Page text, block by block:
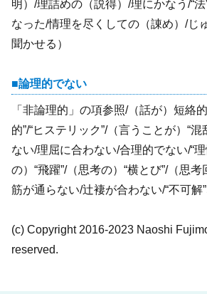
明）/理詰めの（説得）/理にかなう/“
なった/情理を尽くしての（諌め）/じ
聞かせる）
論理的でない
「非論理的」の項参照/（話が）短絡
的”/“ヒステリック”/（言うことが）“混
ない/理屈に合わない/合理的でない/“
の）“飛躍”/（思考の）“横とび”/（思考
筋が通らない/辻褄が合わない/“不可解”
(c) Copyright 2016-2023 Naoshi
reserved.